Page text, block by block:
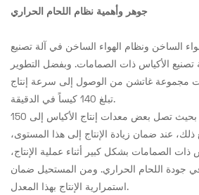
جوهر وأهمية نظام اللحام الحراري
الساخن ونظام الهواء الساخن في آلة تصنيع
تصنيع الأكياس ذات الصمامات. وبفضل التطوير
مجموعة غاتشن من الوصول إلى سرعة إنتاج
تبلغ 140 كيساً في الدقيقة.
تُحسّن كفاءة التسخين، بحيث تصل بعض معدات إنتاج الأكياس إلى 150
عند ضمان زيادة الإنتاج إلى هذا المستوى،
الصمامات بشكل كبير أثناء عملية الإنتاج،
جودة اللحام الحراري. ومن المستحيل ضمان
استمرارية الإنتاج بهذا المعدل.